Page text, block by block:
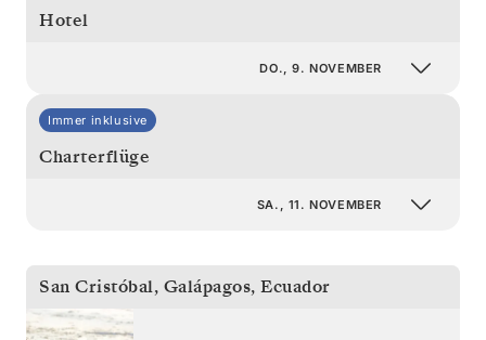
Hotel
DO., 9. NOVEMBER
Immer inklusive
Charterflüge
SA., 11. NOVEMBER
San Cristóbal, Galápagos, Ecuador